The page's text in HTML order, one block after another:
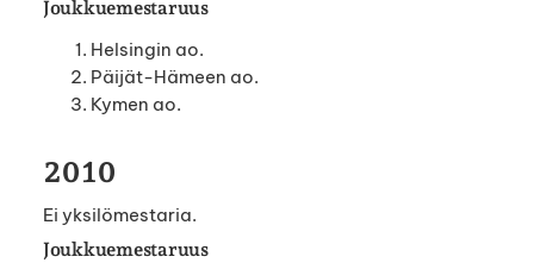
Joukkuemestaruus
Helsingin ao.
Päijät-Hämeen ao.
Kymen ao.
2010
Ei yksilömestaria.
Joukkuemestaruus